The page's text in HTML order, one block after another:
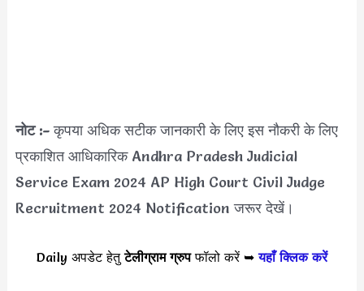
नोट :-कृपया अधिक सटीक जानकारी के लिए इस नौकरी के लिए
प्रकाशित आधिकारिक Andhra Pradesh Judicial
Service Exam 2024 AP High Court Civil Judge
Recruitment 2024 Notification जरूर देखें।
Daily अपडेट हेतुटेलीग्राम ग्रुपफॉलो करें ➥यहाँ क्लिक करें